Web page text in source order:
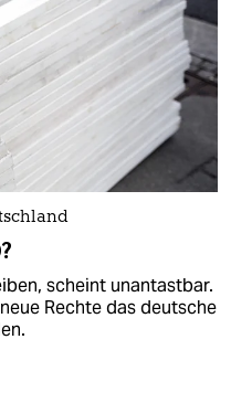
scheint unantastbar.
Rechte das deutsche